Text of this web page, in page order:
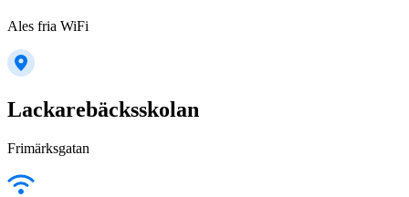
Ales fria WiFi
Lackarebäcksskolan
Frimärksgatan